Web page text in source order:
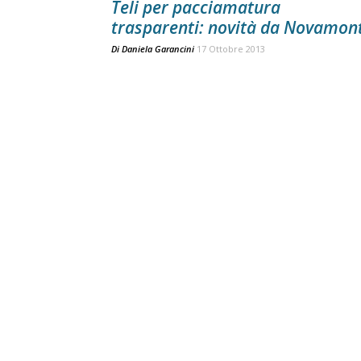
Teli per pacciamatura
trasparenti: novità da
Di Daniela Garancini 17 Ottobre 2013